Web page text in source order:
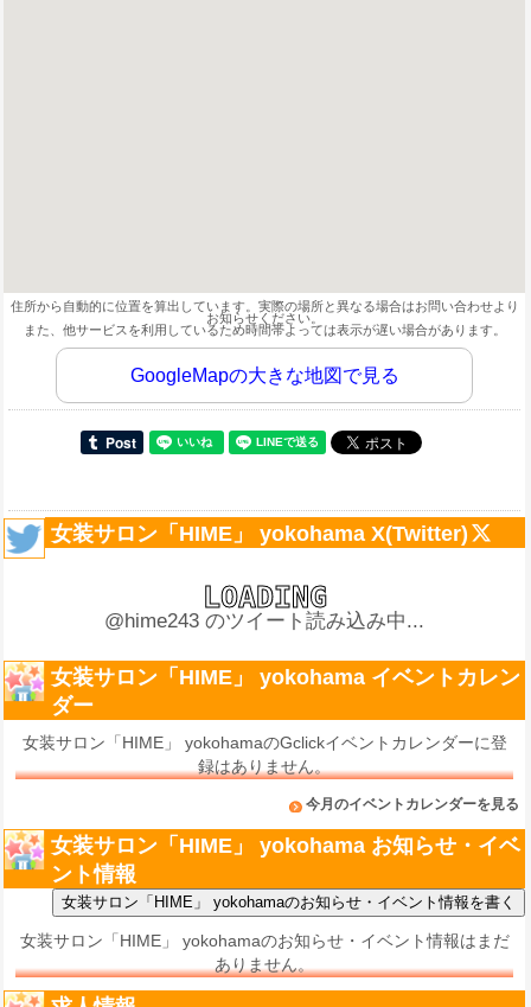
住所から自動的に位置を算出しています。実際の場所と異なる場合はお問い合わせより
お知らせください。
また、他サービスを利用しているため時間帯よっては表示が遅い場合があります。
GoogleMapの大きな地図で見る
女装サロン「HIME」 yokohama X(Twitter)
@hime243 のツイート読み込み中...
女装サロン「HIME」 yokohama イベントカレン
ダー
女装サロン「HIME」 yokohamaのGclickイベントカレンダーに登
録はありません。
今月のイベントカレンダーを見る
女装サロン「HIME」 yokohama お知らせ・イベ
ント情報
女装サロン「HIME」 yokohamaのお知らせ・イベント情報はまだ
ありません。